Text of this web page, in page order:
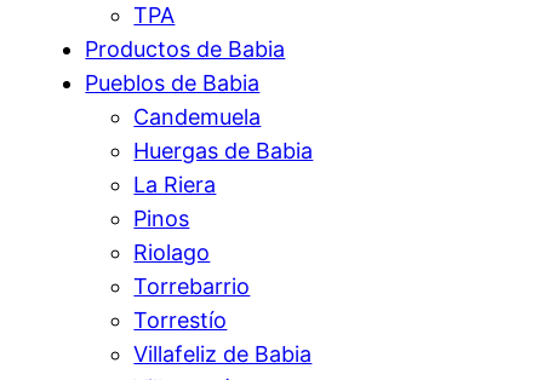
TPA
Productos de Babia
Pueblos de Babia
Candemuela
Huergas de Babia
La Riera
Pinos
Riolago
Torrebarrio
Torrestío
Villafeliz de Babia